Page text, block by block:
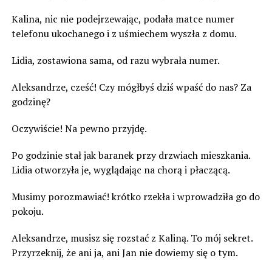
Kalina, nic nie podejrzewając, podała matce numer
telefonu ukochanego i z uśmiechem wyszła z domu.
Lidia, zostawiona sama, od razu wybrała numer.
Aleksandrze, cześć! Czy mógłbyś dziś wpaść do nas? Za
godzinę?
Oczywiście! Na pewno przyjdę.
Po godzinie stał jak baranek przy drzwiach mieszkania.
Lidia otworzyła je, wyglądając na chorą i płaczącą.
Musimy porozmawiać! krótko rzekła i wprowadziła go do
pokoju.
Aleksandrze, musisz się rozstać z Kaliną. To mój sekret.
Przyrzeknij, że ani ja, ani Jan nie dowiemy się o tym.